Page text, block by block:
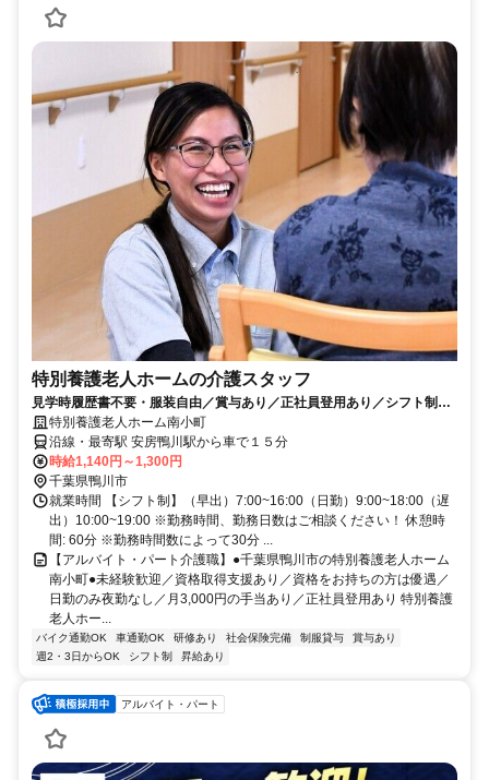
特別養護老人ホームの介護スタッフ
見学時履歴書不要・服装自由／賞与あり／正社員登用あり／シフト制／
働き方相談可／交通費支給あり／社食あり／制服貸与／資格取得支援あ
り
特別養護老人ホーム南小町
沿線・最寄駅 安房鴨川駅から車で１５分
時給1,140円～1,300円
千葉県鴨川市
就業時間 【シフト制】（早出）7:00~16:00（日勤）9:00~18:00（遅
出）10:00~19:00 ※勤務時間、勤務日数はご相談ください！ 休憩時
間: 60分 ※勤務時間数によって30分 ...
【アルバイト・パート介護職】●千葉県鴨川市の特別養護老人ホーム
南小町●未経験歓迎／資格取得支援あり／資格をお持ちの方は優遇／
日勤のみ夜勤なし／月3,000円の手当あり／正社員登用あり 特別養護
老人ホー...
バイク通勤OK 車通勤OK 研修あり 社会保険完備 制服貸与
賞与あり
週2・3日からOK
シフト制 昇給あり
アルバイト・パート